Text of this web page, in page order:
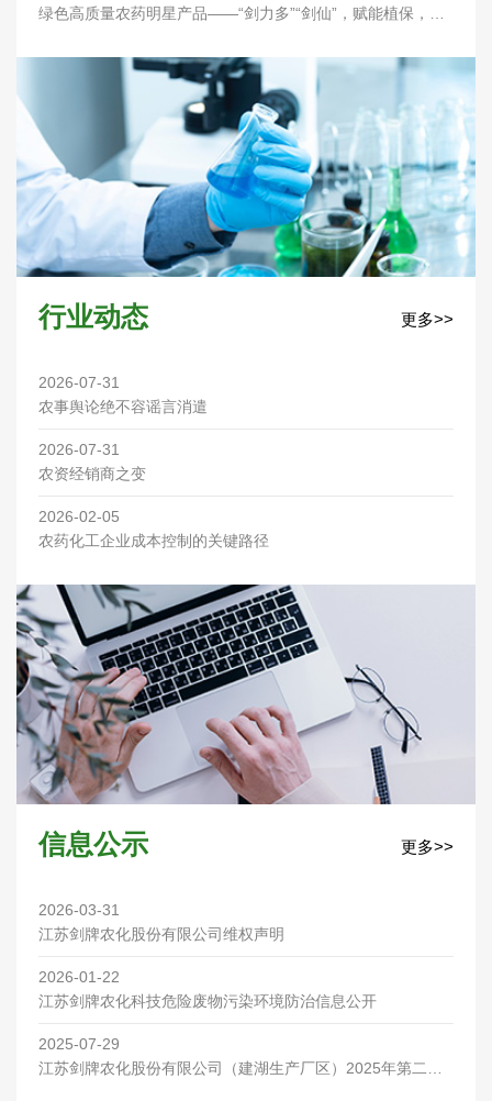
绿色高质量农药明星产品——“剑力多”“剑仙”，赋能植保，优
行业动态 更多>>
2026-07-31
农事舆论绝不容谣言消遣
2026-07-31
农资经销商之变
2026-02-05
农药化工企业成本控制的关键路径
信息公示 更多>>
2026-03-31
江苏剑牌农化股份有限公司维权声明
2026-01-22
江苏剑牌农化科技危险废物污染环境防治信息公开
2025-07-29
江苏剑牌农化股份有限公司（建湖生产厂区）2025年第二季